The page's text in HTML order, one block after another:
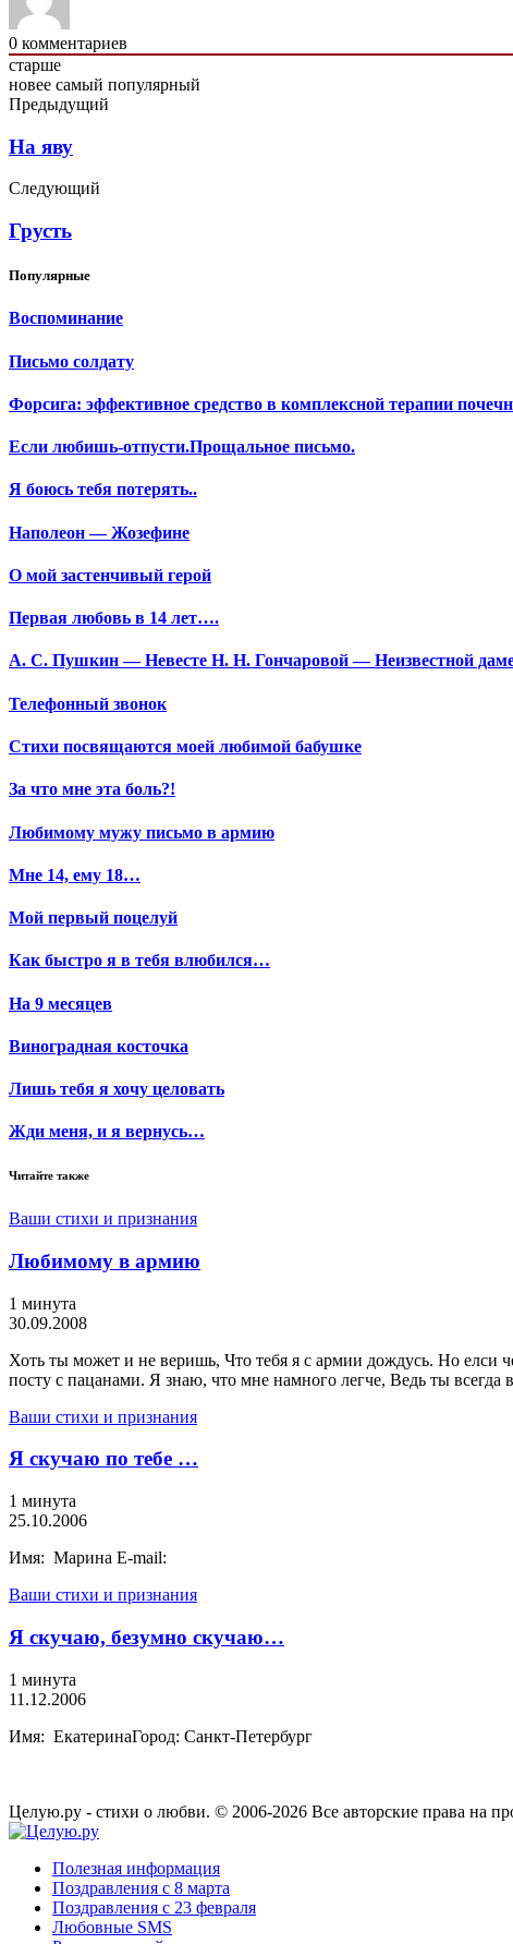
0 комментариев
старше
новее самый популярный
Предыдущий
На яву
Следующий
Грусть
Популярные
Воспоминание
Письмо солдату
Форсига: эффективное средство в комплексной терапии
Если любишь-отпусти.Прощальное письмо.
Я боюсь тебя потерять..
Наполеон — Жозефине
О мой застенчивый герой
Первая любовь в 14 лет….
А. С. Пушкин — Невесте Н. Н. Гончаровой — Неизвестной
Телефонный звонок
Стихи посвящаются моей любимой бабушке
За что мне эта боль?!
Любимому мужу письмо в армию
Мне 14, ему 18…
Мой первый поцелуй
Как быстро я в тебя влюбился…
На 9 месяцев
Виноградная косточка
Лишь тебя я хочу целовать
Жди меня, и я вернусь…
Читайте также
Ваши стихи и признания
Любимому в армию
1 минута
30.09.2008
Хоть ты может и не веришь, Что тебя я с армии дождусь. Но елси
посту с пацанами. Я знаю, что мне намного легче, Ведь ты
Ваши стихи и признания
Я скучаю по тебе …
1 минута
25.10.2006
Имя: Марина E-mail:
Ваши стихи и признания
Я скучаю, безумно скучаю…
1 минута
11.12.2006
Имя: ЕкатеринаГород: Санкт-Петербург
Целую.ру - стихи о любви. © 2006-2026 Все авторские права на
Полезная информация
Поздравления с 8 марта
Поздравления с 23 февраля
Любовные SMS